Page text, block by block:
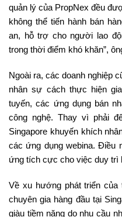
quản lý của PropNex đều
không thể tiến hành bán
an, hỗ trợ cho người lao
trong thời điểm khó khăn”,
Ngoài ra, các doanh nghiệp
nhân sự cách thực hiện
tuyến, các ứng dụng bán
công nghệ. Thay vì phải
Singapore khuyến khích
các ứng dụng webina. Điều
ứng tích cực cho việc duy trì
Về xu hướng phát triển
chuyên gia hàng đầu tại
giàu tiềm năng do nhu cầu